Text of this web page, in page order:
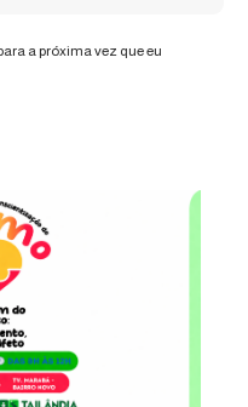
a próxima vez que eu